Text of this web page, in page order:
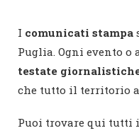
I comunicati stampa
Puglia. Ogni evento
testate
che tutto il territorio
Puoi trovare qui tutti